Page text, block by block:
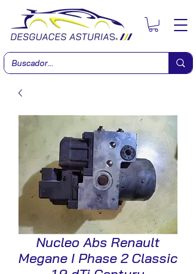
Nucleo Abs Renault
Megane I Phase 2 Classic